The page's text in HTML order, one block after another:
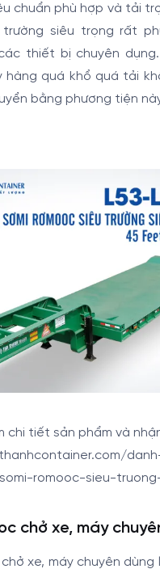
chuẩn phù hợp và tải
trường siêu trọng rất
thiết bị chuyên
hàng quá khổ quá tải
bằng phương tiện
chi tiết sản phẩm và
romooc-sieu-
chở xe, máy
xe, máy chuyên dùng